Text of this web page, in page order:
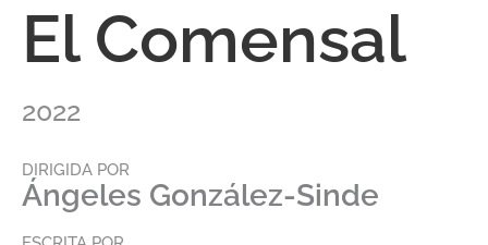
El Comensal
2022
DIRIGIDA POR
Ángeles González-Sinde